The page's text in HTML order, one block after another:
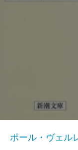
ポール・ヴェル